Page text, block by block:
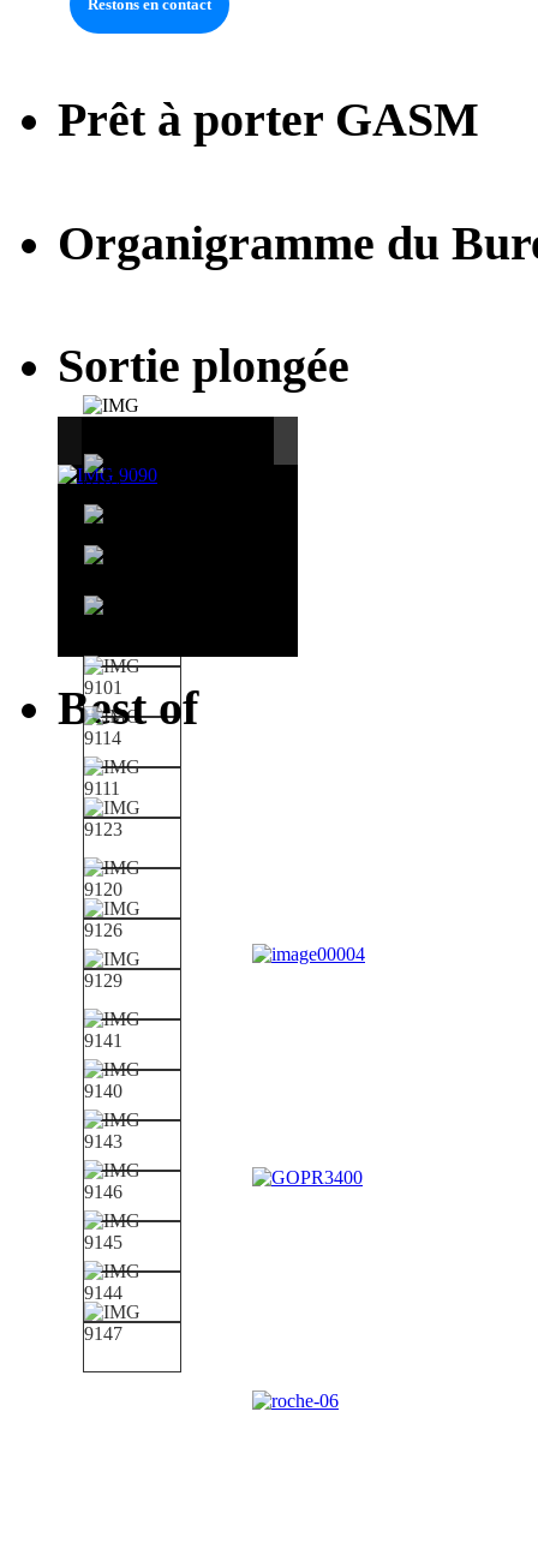
Prêt à porter GASM
Organigramme du
Sortie plongée
Best of